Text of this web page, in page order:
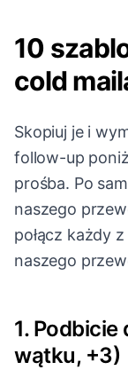
10
cold
Skopiuj je i
follow-up
prośba. Po
naszego
połącz każdy
naszego
1.
wątku, +3)